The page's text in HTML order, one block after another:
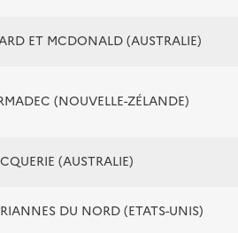
ET MCDONALD (AUSTRALIE)
(NOUVELLE-ZÉLANDE)
(AUSTRALIE)
DU NORD (ETATS-UNIS)